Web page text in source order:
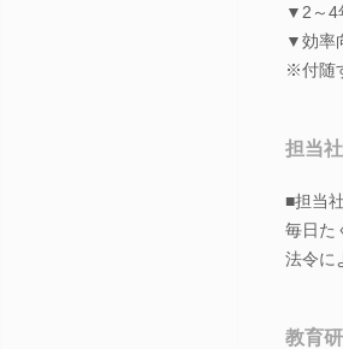
▼2～4
▼効率
※付随
担当
■担当
毎日た
法令に
教育